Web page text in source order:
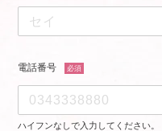
電話番号 必須
ハイフンなしで入力してください。